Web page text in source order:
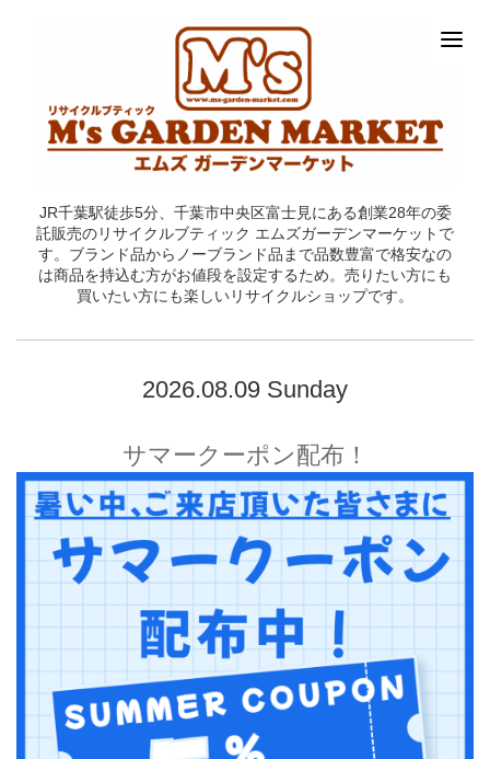
JR千葉駅徒歩5分、千葉市中央区富士見にある創業28年の委
託販売のリサイクルブティック エムズガーデンマーケットで
す。ブランド品からノーブランド品まで品数豊富で格安なの
は商品を持込む方がお値段を設定するため。売りたい方にも
買いたい方にも楽しいリサイクルショップです。
2026.08.09 Sunday
サマークーポン配布！